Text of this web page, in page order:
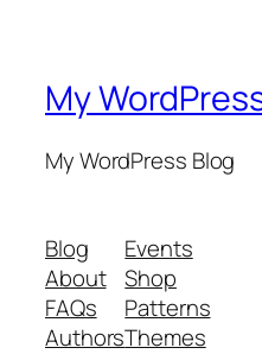
My
My WordPress Blog
Blog
About
FAQs
Authors
Events
Shop
Patterns
Themes